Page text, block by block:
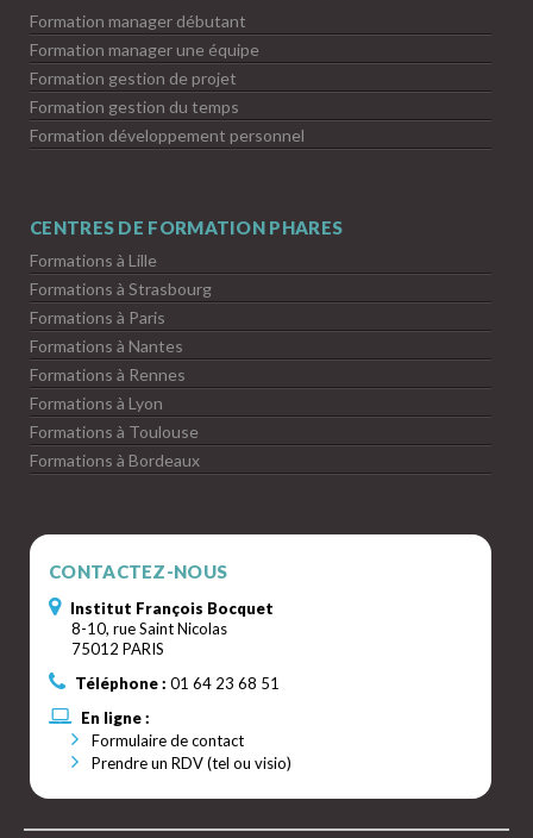
Formation manager débutant
Formation manager une équipe
Formation gestion de projet
Formation gestion du temps
Formation développement personnel
CENTRES DE FORMATION PHARES
Formations à Lille
Formations à Strasbourg
Formations à Paris
Formations à Nantes
Formations à Rennes
Formations à Lyon
Formations à Toulouse
Formations à Bordeaux
CONTACTEZ-NOUS
Institut François Bocquet
8-10, rue Saint Nicolas
75012 PARIS
Téléphone : 01 64 23 68 51
En ligne :
Formulaire de contact
Prendre un RDV (tel ou visio)